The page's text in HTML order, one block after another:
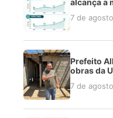
alcança a
7 de
Prefeito
obras da
7 de